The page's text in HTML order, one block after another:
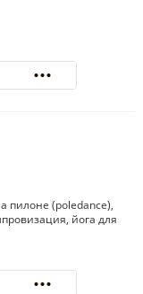
пилоне (poledance),
йога для